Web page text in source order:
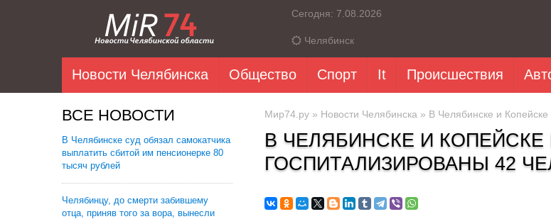
Сегодня: 7.08.2026
Челябинск
Новости Челябинска Общество Спорт It Происшествия
ВСЕ НОВОСТИ
В Челябинске суд обязал самокатчика
выплатить сбитой им пенсионерке 80
тысяч рублей
Челябинцу, до смерти забившему
отца, приняв того за вора, вынесли
Мир74.ру » Новости Челябинска » В Челябинске и Копейске
В ЧЕЛЯБИНСКЕ И КОПЕЙСКЕ
ГОСПИТАЛИЗИРОВАНЫ 42